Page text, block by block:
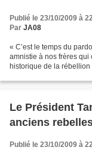
Publié le 23/10/2009 à
Par JA08
« C’est le temps du
amnistie à nos frères qui
historique de la rébellion
Le Président
anciens
Publié le 23/10/2009 à